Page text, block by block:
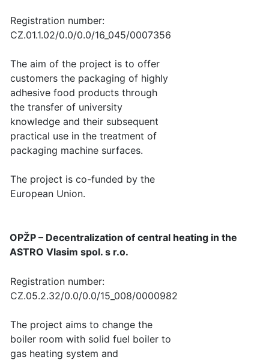
Registration number:
CZ.01.1.02/0.0/0.0/16_045/0007356
The aim of the project is to offer
customers the packaging of highly
adhesive food products through
the transfer of university
knowledge and their subsequent
practical use in the treatment of
packaging machine surfaces.
The project is co-funded by the
European Union.
OPŽP – Decentralization of central heating in the
ASTRO Vlasim spol. s r.o.
Registration number:
CZ.05.2.32/0.0/0.0/15_008/0000982
The project aims to change the
boiler room with solid fuel boiler to
gas heating system and